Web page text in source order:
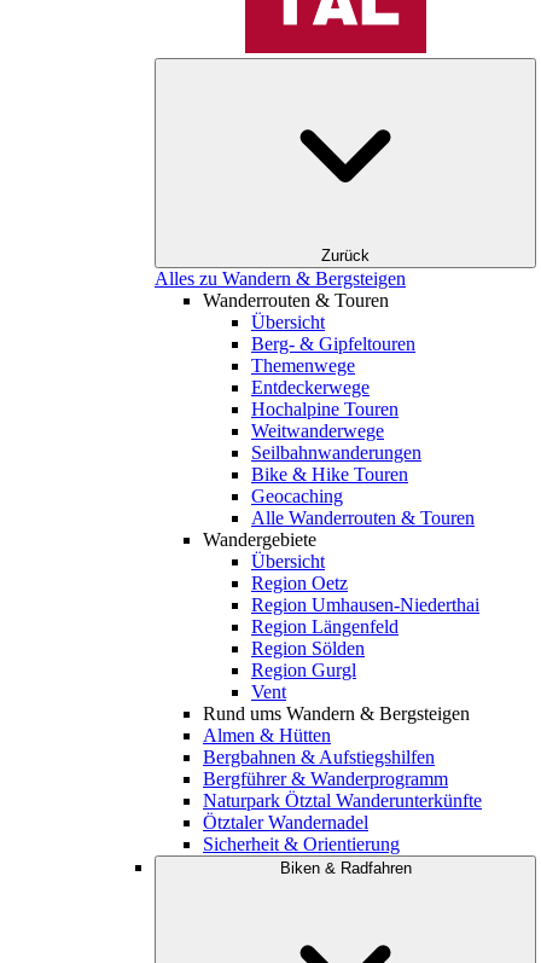
Zurück
Alles zu Wandern & Bergsteigen
Wanderrouten & Touren
Übersicht
Berg- & Gipfeltouren
Themenwege
Entdeckerwege
Hochalpine Touren
Weitwanderwege
Seilbahnwanderungen
Bike & Hike Touren
Geocaching
Alle Wanderrouten & Touren
Wandergebiete
Übersicht
Region Oetz
Region Umhausen-Niederthai
Region Längenfeld
Region Sölden
Region Gurgl
Vent
Rund ums Wandern & Bergsteigen
Almen & Hütten
Bergbahnen & Aufstiegshilfen
Bergführer & Wanderprogramm
Naturpark Ötztal Wanderunterkünfte
Ötztaler Wandernadel
Sicherheit & Orientierung
Biken & Radfahren